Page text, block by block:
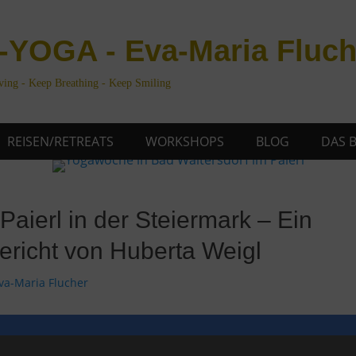
YOGA - Eva-Maria
- Keep Breathing - Keep Smiling
REISEN/RETREATS WORKSHOPS BLOG DAS
in der Steiermark – Ein
von Huberta Weigl
Maria Flucher